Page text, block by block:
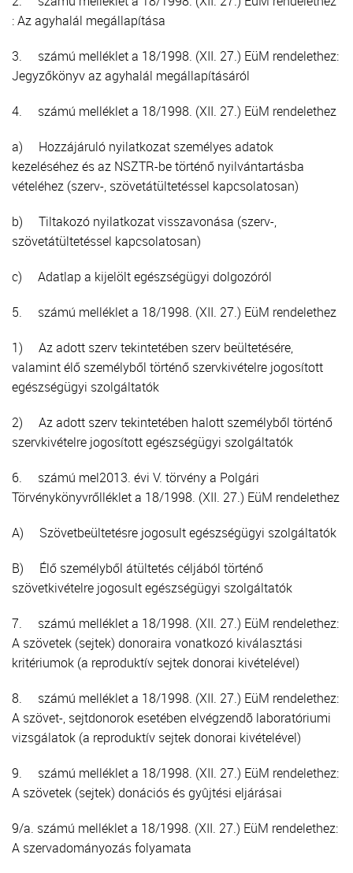
: Az agyhalál megállapítása
3. számú melléklet a 18/1998. (XII. 27.) EüM rendelethez:
Jegyzőkönyv az agyhalál megállapításáról
4. számú melléklet a 18/1998. (XII. 27.) EüM rendelethez
a) Hozzájáruló nyilatkozat személyes adatok
kezeléséhez és az NSZTR-be történő nyilvántartásba
vételéhez (szerv-, szövetátültetéssel kapcsolatosan)
b) Tiltakozó nyilatkozat visszavonása (szerv-,
szövetátültetéssel kapcsolatosan)
c) Adatlap a kijelölt egészségügyi dolgozóról
5. számú melléklet a 18/1998. (XII. 27.) EüM rendelethez
1) Az adott szerv tekintetében szerv beültetésére,
valamint élő személyből történő szervkivételre jogosított
egészségügyi szolgáltatók
2) Az adott szerv tekintetében halott személyből történő
szervkivételre jogosított egészségügyi szolgáltatók
6. számú mel2013. évi V. törvény a Polgári
Törvénykönyvrőlléklet a 18/1998. (XII. 27.) EüM rendelethez
A) Szövetbeültetésre jogosult egészségügyi szolgáltatók
B) Élő személyből átültetés céljából történő
szövetkivételre jogosult egészségügyi szolgáltatók
7. számú melléklet a 18/1998. (XII. 27.) EüM rendelethez:
A szövetek (sejtek) donoraira vonatkozó kiválasztási
kritériumok (a reproduktív sejtek donorai kivételével)
8. számú melléklet a 18/1998. (XII. 27.) EüM rendelethez:
A szövet-, sejtdonorok esetében elvégzendõ laboratóriumi
vizsgálatok (a reproduktív sejtek donorai kivételével)
9. számú melléklet a 18/1998. (XII. 27.) EüM rendelethez:
A szövetek (sejtek) donációs és gyûjtési eljárásai
9/a. számú melléklet a 18/1998. (XII. 27.) EüM rendelethez:
A szervadományozás folyamata